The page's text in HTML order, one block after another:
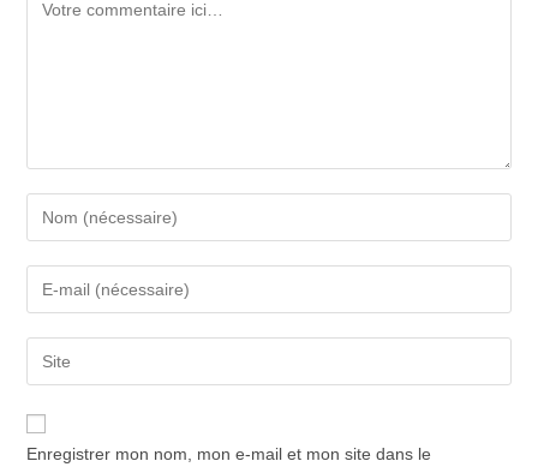
Enregistrer mon nom, mon e-mail et mon site dans le